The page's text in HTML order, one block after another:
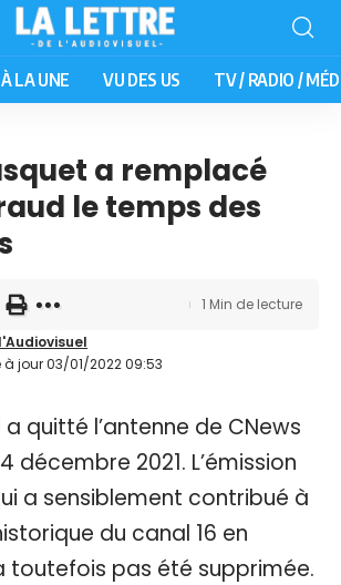
À LA UNE VU DES US TV / RADIO /
a remplacé
le temps des
à jour 03/01/2022 09:53
1 Min de lecture
a quitté l’antenne de CNews
décembre 2021. L’émission
a sensiblement contribué à
du canal 16 en
toutefois pas été supprimée.